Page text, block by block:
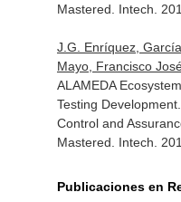
Mastered . Intech.
J.G. Enríquez,
Mayo, Francisco
ALAMEDA
Testing
Control and
Mastered . Intech.
Publicaciones en